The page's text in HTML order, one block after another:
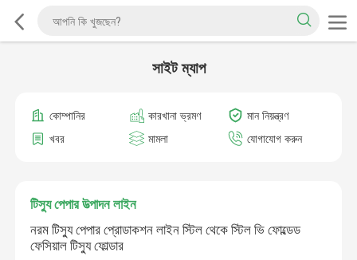
সাইট ম্যাপ
কোম্পানির কারখানা ভ্রমণ
মান নিয়ন্ত্রণ
খবর
মামলা যোগাযোগ করুন
টিস্যু পেপার উত্পাদন লাইন
নরম টিস্যু পেপার প্রোডাকশন লাইন স্টিল থেকে স্টিল ভি ফোল্ডেড
ফেসিয়াল টিস্যু ফোল্ডার